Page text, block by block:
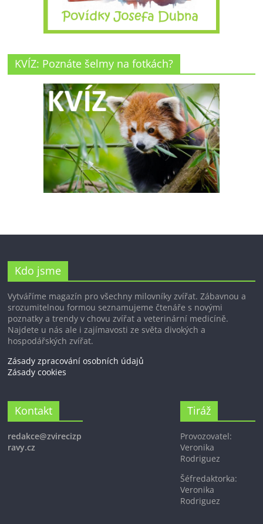
KVÍZ: Poznáte šelmy na fotkách?
Kdo jsme
Vytváříme magazín pro všechny milovníky zvířat. Zábavnou a
srozumitelnou formou seznamujeme čtenáře s novými
poznatky a trendy v chovu zvířat a veterinární medicíně.
Najdete u nás ale i zajímavosti ze světa divokých a
hospodářských zvířat.
Zásady zpracování osobních údajů
Zásady cookies
Kontakt
redakce@zvirecizp
ravy.cz
Tiráž
Provozovatel:
Veronika
Rodriguez
Šéfredaktorka:
Veronika
Rodriguez